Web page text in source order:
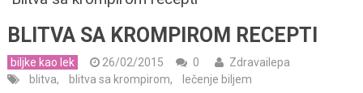
BLITVA SA KROMPIROM RECEPTI
biljke kao lek 26/02/2015 0
Zdravailepa
blitva, blitva sa krompirom, lečenje biljem